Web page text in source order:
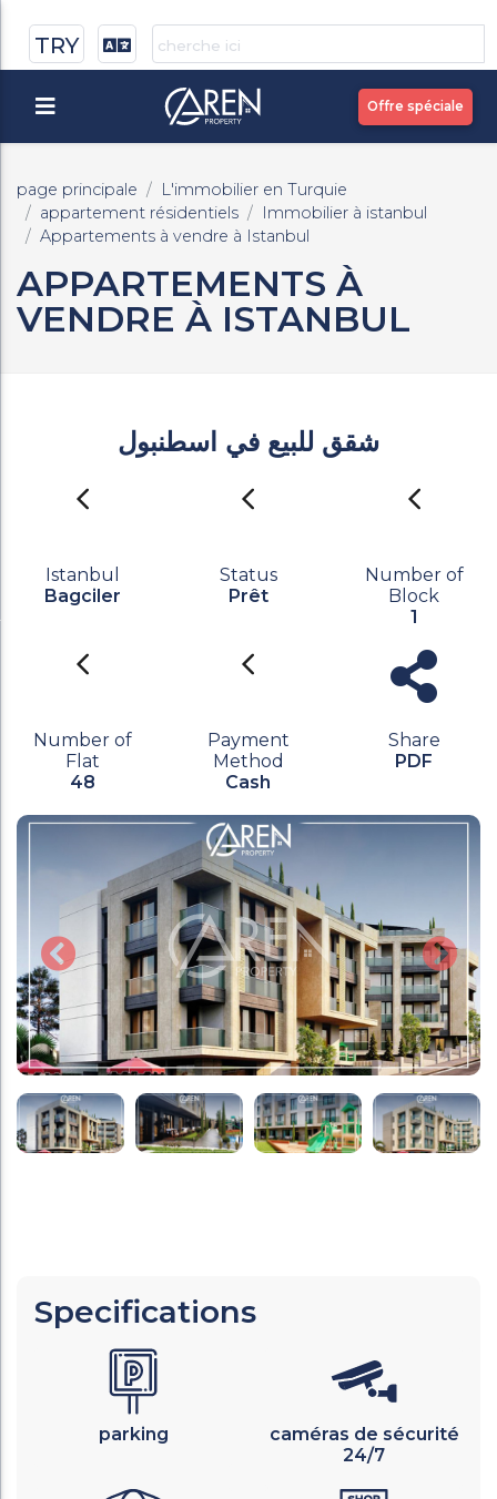
TRY
Offre spéciale
page principale
L'immobilier en Turquie
appartement résidentiels
Immobilier à istanbul
Appartements à vendre à Istanbul
APPARTEMENTS À
VENDRE À ISTANBUL
شقق للبيع في اسطنبول
Istanbul
Bagciler
Status
Prêt
Number of
Block
1
Number of
Flat
48
Payment
Method
Cash
Share
PDF
Specifications
parking
caméras de sécurité
24/7